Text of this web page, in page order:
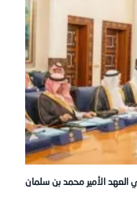
العهد الأمير محمد بن سلمان